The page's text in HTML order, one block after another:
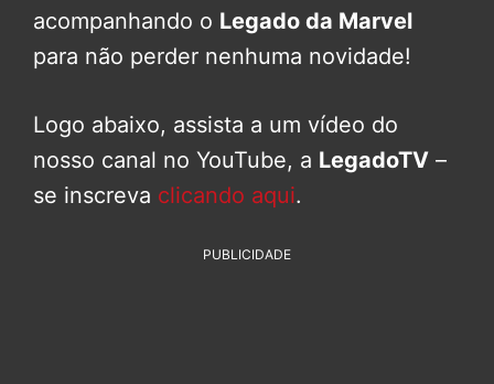
acompanhando o Legado da Marvel
para não perder nenhuma novidade!
Logo abaixo, assista a um vídeo do
nosso canal no YouTube, a LegadoTV –
se inscreva clicando aqui.
PUBLICIDADE